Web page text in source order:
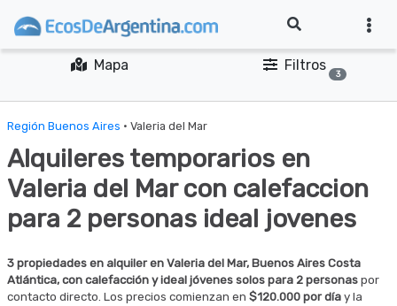
Mapa Filtros
3
Región Buenos Aires · Valeria del Mar
Alquileres temporarios en
Valeria del Mar con calefaccion
para 2 personas ideal jovenes
3 propiedades en alquiler en Valeria del Mar, Buenos Aires Costa
Atlántica, con calefacción y ideal jóvenes solos para 2 personas por
contacto directo. Los precios comienzan en $120.000 por día y la